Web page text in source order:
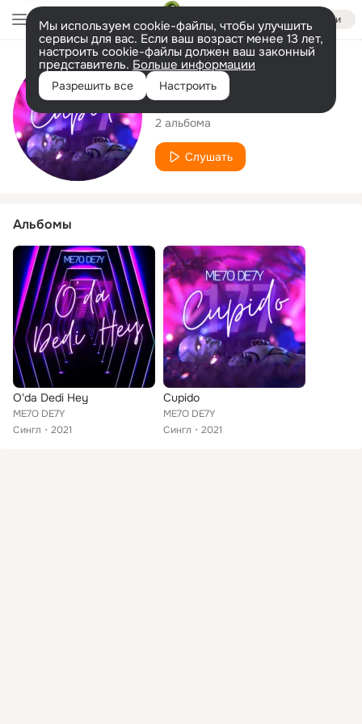
Войти
Мы используем cookie-файлы, чтобы улучшить
сервисы для вас. Если ваш возраст менее 13 лет,
настроить cookie-файлы должен ваш законный
представитель. Больше информации
Разрешить все Настроить
Исполнитель
ME7O DE7Y
2 альбома
Слушать
Альбомы
O'da Dedi Hey
ME7O DE7Y
Сингл
2021
Cupido
ME7O DE7Y
Сингл
2021